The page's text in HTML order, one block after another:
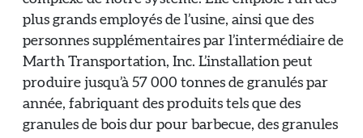
plus grands employés de l’usine, ainsi que des
personnes supplémentaires par l’intermédiaire de
Marth Transportation, Inc. L’installation peut
produire jusqu’à 57 000 tonnes de granulés par
année, fabriquant des produits tels que des
granules de bois dur pour barbecue, des granules